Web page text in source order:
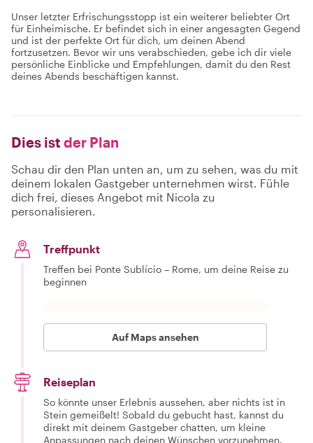
Unser letzter Erfrischungsstopp ist ein weiterer beliebter Ort
für Einheimische. Er befindet sich in einer angesagten Gegend
und ist der perfekte Ort für dich, um deinen Abend
fortzusetzen. Bevor wir uns verabschieden, gebe ich dir viele
persönliche Einblicke und Empfehlungen, damit du den Rest
deines Abends beschäftigen kannst.
Dies ist der Plan
Schau dir den Plan unten an, um zu sehen, was du mit
deinem lokalen Gastgeber unternehmen wirst. Fühle
dich frei, dieses Angebot mit Nicola zu
personalisieren.
Treffpunkt
Treffen bei Ponte Sublício – Rome, um deine Reise zu
beginnen
Auf Maps ansehen
Reiseplan
So könnte unser Erlebnis aussehen, aber nichts ist in
Stein gemeißelt! Sobald du gebucht hast, kannst du
direkt mit deinem Gastgeber chatten, um kleine
Anpassungen nach deinen Wünschen vorzunehmen.